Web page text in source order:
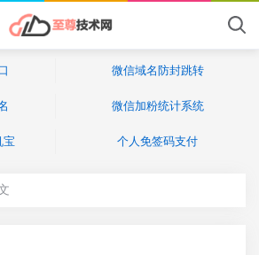
微信域名防封跳转
微信加粉统计系统
宝 个人免签码支付